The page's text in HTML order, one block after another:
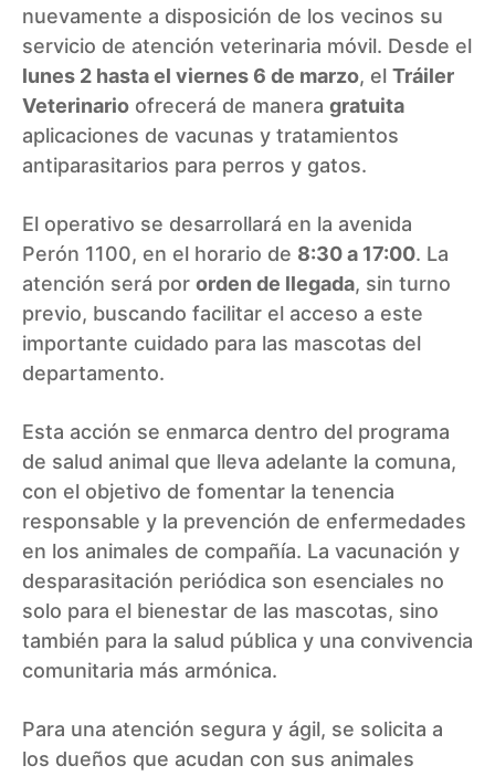
nuevamente a disposición de los vecinos su
servicio de atención veterinaria móvil. Desde el
lunes 2 hasta el viernes 6 de marzo, el Tráiler
Veterinario ofrecerá de manera gratuita
aplicaciones de vacunas y tratamientos
antiparasitarios para perros y gatos.
El operativo se desarrollará en la avenida
Perón 1100, en el horario de 8:30 a 17:00. La
atención será por orden de llegada, sin turno
previo, buscando facilitar el acceso a este
importante cuidado para las mascotas del
departamento.
Esta acción se enmarca dentro del programa
de salud animal que lleva adelante la comuna,
con el objetivo de fomentar la tenencia
responsable y la prevención de enfermedades
en los animales de compañía. La vacunación y
desparasitación periódica son esenciales no
solo para el bienestar de las mascotas, sino
también para la salud pública y una convivencia
comunitaria más armónica.
Para una atención segura y ágil, se solicita a
los dueños que acudan con sus animales